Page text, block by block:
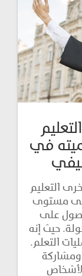
في
التعليم
مستوى
على
حيث إنه
التعلم.